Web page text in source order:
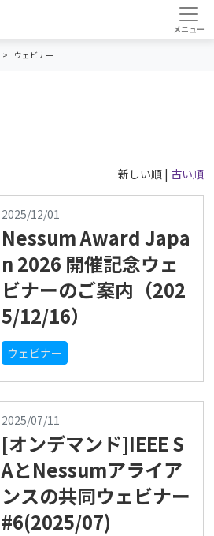
ウェビナー
新しい順 | 古い順
2025/12/01
Nessum Award Japa
n 2026 開催記念ウェ
ビナーのご案内（202
5/12/16）
ウェビナー
2025/07/11
[オンデマンド]IEEE S
AとNessumアライア
ンスの共同ウェビナー
#6(2025/07)